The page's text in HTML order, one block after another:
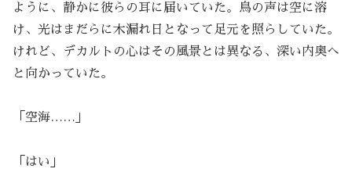
ように、静かに彼らの耳に届いていた。鳥の声は空に溶
け、光はまだらに木漏れ日となって足元を照らしていた。
けれど、デカルトの心はその風景とは異なる、深い内奥へ
と向かっていた。
「空海……」
「はい」